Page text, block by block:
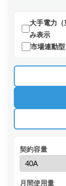
大手電力
み表示
市場連動
契約容量
月間使用量